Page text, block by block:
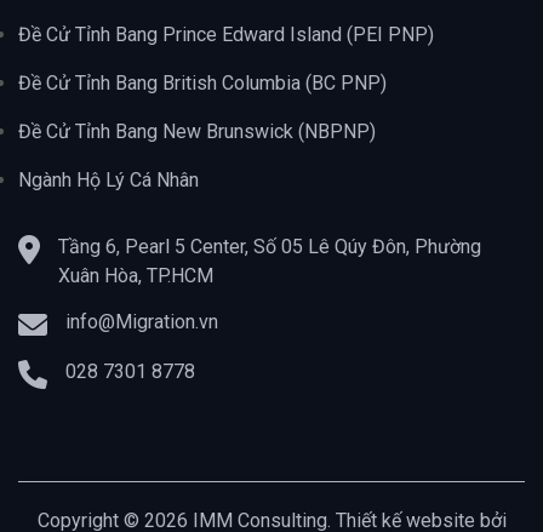
Đề Cử Tỉnh Bang Prince Edward Island (PEI PNP)
Đề Cử Tỉnh Bang British Columbia (BC PNP)
Đề Cử Tỉnh Bang New Brunswick (NBPNP)
Ngành Hộ Lý Cá Nhân
Tầng 6, Pearl 5 Center, Số 05 Lê Qúy Đôn, Phường
Xuân Hòa, TP.HCM
info@Migration.vn
028 7301 8778
Copyright © 2026 IMM Consulting. Thiết kế website bởi